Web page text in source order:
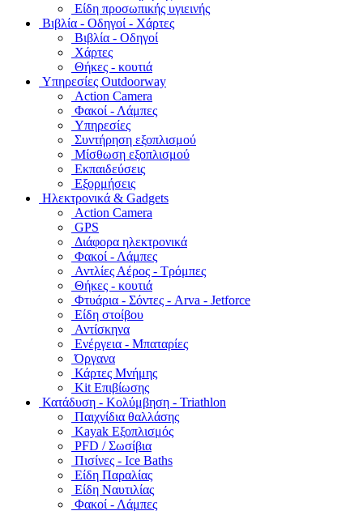
Είδη προσωπικής υγιεινής
Bιβλία - Οδηγοί - Χάρτες
Βιβλία - Οδηγοί
Χάρτες
Θήκες - κουτιά
Υπηρεσίες Outdoorway
Action Camera
Φακοί - Λάμπες
Υπηρεσίες
Συντήρηση εξοπλισμού
Μίσθωση εξοπλισμού
Εκπαιδεύσεις
Εξορμήσεις
Ηλεκτρονικά & Gadgets
Action Camera
GPS
Διάφορα ηλεκτρονικά
Φακοί - Λάμπες
Αντλίες Αέρος - Τρόμπες
Θήκες - κουτιά
Φτυάρια - Σόντες - Arva - Jetforce
Είδη στοίβου
Αντίσκηνα
Ενέργεια - Μπαταρίες
Όργανα
Κάρτες Μνήμης
Kit Επιβίωσης
Κατάδυση - Κολύμβηση - Triathlon
Παιχνίδια θαλλάσης
Kayak Εξοπλισμός
PFD / Σωσίβια
Πισίνες - Ice Baths
Είδη Παραλίας
Είδη Ναυτιλίας
Φακοί - Λάμπες